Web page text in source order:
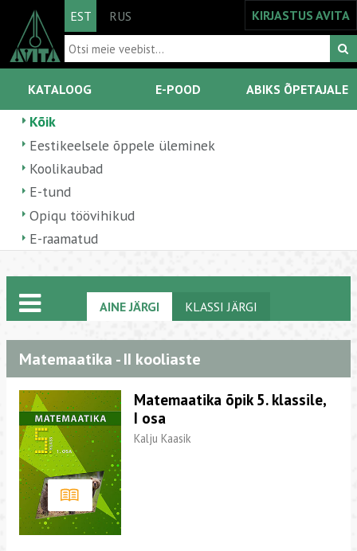
EST RUS KIRJASTUS AVITA
KATALOOG E-POOD ABIKS ÕPETAJALE
Kõik
Eestikeelsele õppele üleminek
Koolikaubad
E-tund
Opiqu töövihikud
E-raamatud
AINE JÄRGI KLASSI JÄRGI
Matemaatika - II kooliaste
Matemaatika õpik 5. klassile,
I osa
Kalju Kaasik